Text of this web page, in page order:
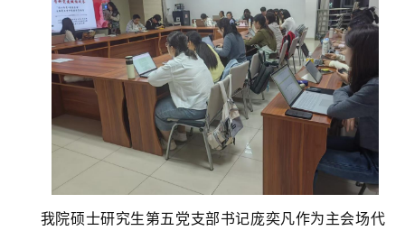
我院硕士研究生第五党支部书记庞奕凡作为主会场代